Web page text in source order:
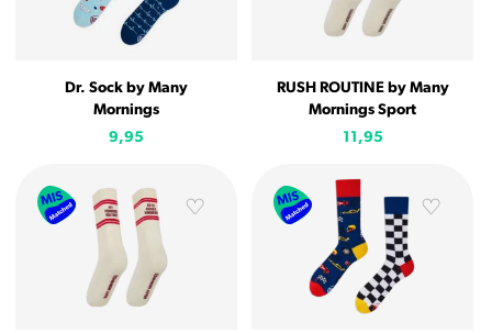
Dr. Sock by Many
Mornings
9,95
RUSH ROUTINE by Many
Mornings Sport
11,95